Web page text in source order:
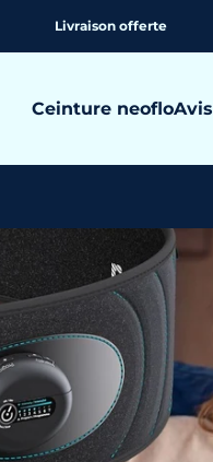
Livraison offerte
Ceinture neofloAvis